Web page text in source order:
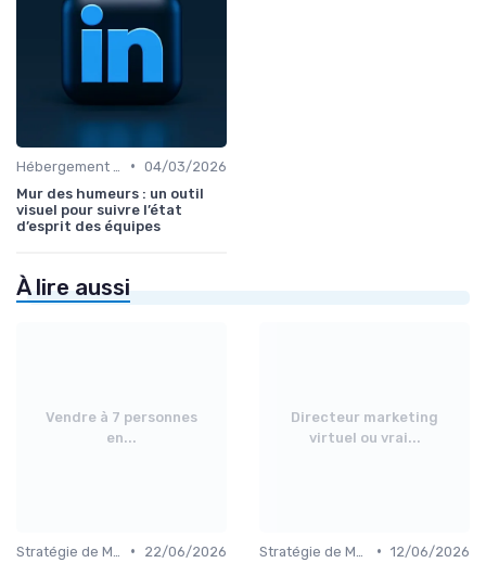
• 04/03/2026
Mur des humeurs : un outil
visuel pour suivre l’état
d’esprit des équipes
À lire aussi
Vendre à 7 personnes
en...
•
22/06/2026
Directeur marketing
virtuel ou vrai...
• 12/06/2026